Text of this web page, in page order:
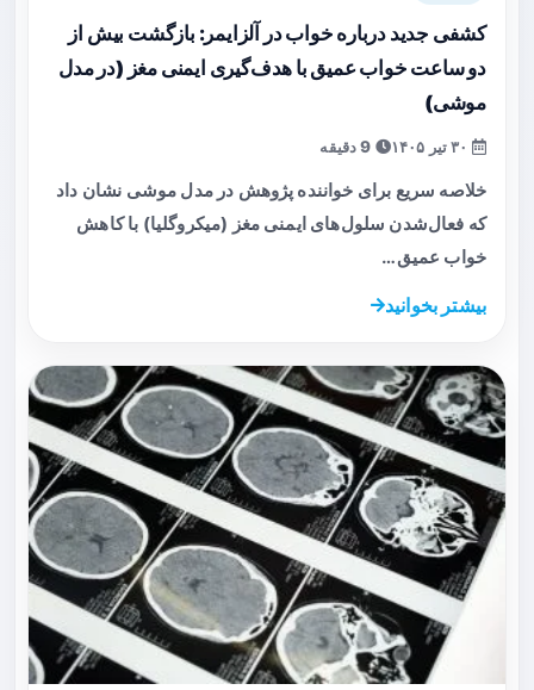
کشفی جدید درباره خواب در آلزایمر: بازگشت بیش از
دو ساعت خواب عمیق با هدف‌گیری ایمنی مغز (در مدل
موشی)
خلاصه سریع برای خواننده پژوهش در مدل موشی نشان داد
که فعال‌شدن سلول‌های ایمنی مغز (میکروگلیا) با کاهش
خواب عمیق…
بیشتر بخوانید